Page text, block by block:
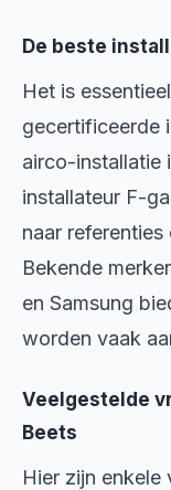
De beste
Het is
gecertificeerde
airco-installatie
installateur F-
naar
Bekende
en Samsung
worden vaak
Veelgestelde
Beets
Hier zijn enkele